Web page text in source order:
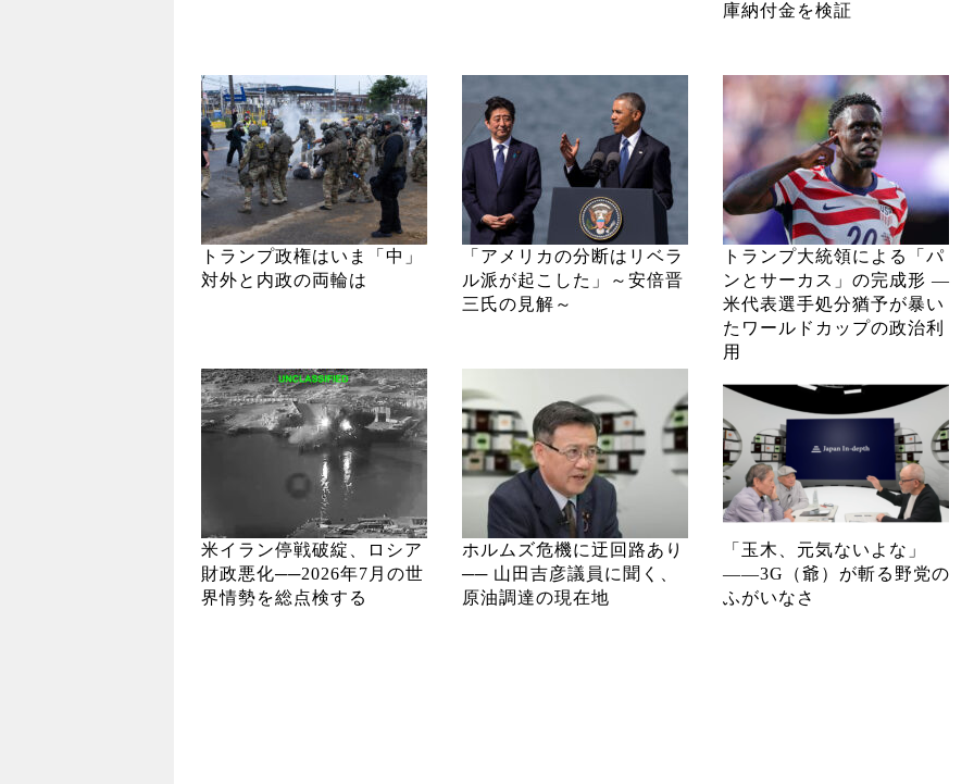
庫納付金を検証
トランプ政権はいま「中」
対外と内政の両輪は
「アメリカの分断はリベラ
ル派が起こした」～安倍晋
三氏の見解～
トランプ大統領による「パ
ンとサーカス」の完成形 ―
米代表選手処分猶予が暴い
たワールドカップの政治利
用
米イラン停戦破綻、ロシア
財政悪化──2026年7月の世
界情勢を総点検する
ホルムズ危機に迂回路あり
── 山田吉彦議員に聞く、
原油調達の現在地
「玉木、元気ないよな」
――3G（爺）が斬る野党の
ふがいなさ